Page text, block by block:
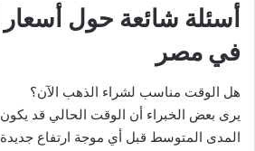
أسئلة شائعة حول أسعار
في مصر
هل الوقت مناسب لشراء الذهب الآن؟
يرى بعض الخبراء أن الوقت الحالي قد
المدى المتوسط قبل أي موجة ارتفاع